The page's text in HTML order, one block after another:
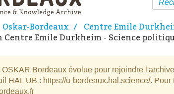
Oskar-Bordeaux
Centre Emile
Emile Durkheim - Science
OSKAR Bordeaux évolue pour rejoindre
HAL UB : https://u-bordeaux.hal.science/.